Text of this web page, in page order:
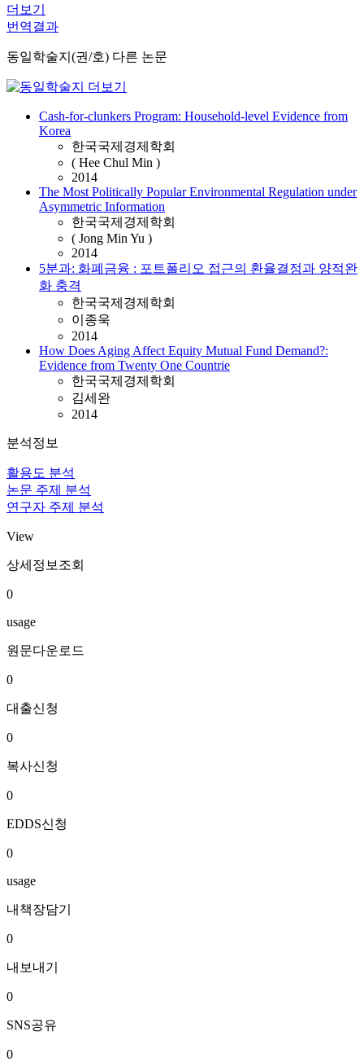
더보기
번역결과
동일학술지(권/호) 다른 논문
Cash-for-clunkers Program: Household-level Evidence from
Korea
한국국제경제학회
( Hee Chul Min )
2014
The Most Politically Popular Environmental Regulation under
Asymmetric Information
한국국제경제학회
( Jong Min Yu )
2014
5분과: 화폐금융 : 포트폴리오 접근의 환율결정과 양적완
화 충격
한국국제경제학회
이종욱
2014
How Does Aging Affect Equity Mutual Fund Demand?:
Evidence from Twenty One Countrie
한국국제경제학회
김세완
2014
분석정보
활용도 분석
논문 주제 분석
연구자 주제 분석
View
상세정보조회
0
usage
원문다운로드
0
대출신청
0
복사신청
0
EDDS신청
0
usage
내책장담기
0
내보내기
0
SNS공유
0